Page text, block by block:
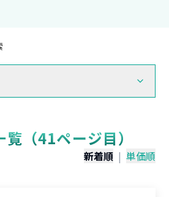
（41ページ目）
新着順 | 単価順